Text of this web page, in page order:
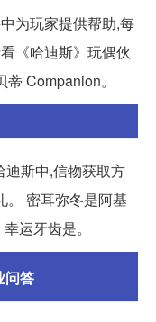
为玩家提供帮助,每
《哈迪斯》玩偶伙
Companion。
迪斯中,信物获取方
。 密耳弥冬是阿基
运牙齿是。
问答